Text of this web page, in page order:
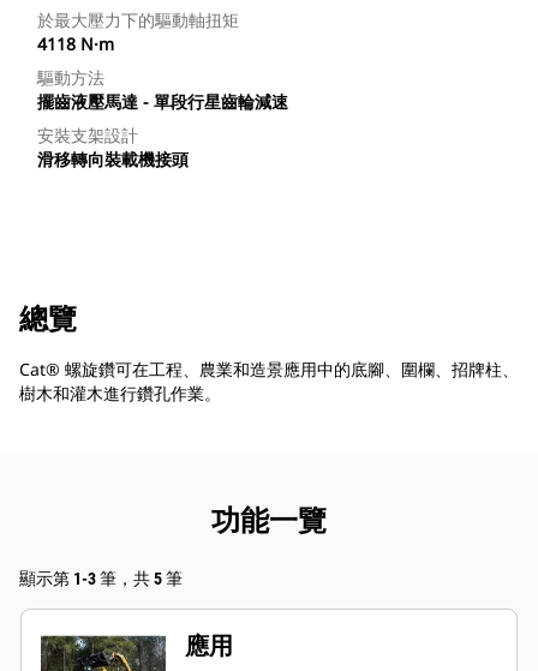
於最大壓力下的驅動軸扭矩
4118 N·m
驅動方法
擺齒液壓馬達 - 單段行星齒輪減速
安裝支架設計
滑移轉向裝載機接頭
總覽
Cat® 螺旋鑽可在工程、農業和造景應用中的底腳、圍欄、招牌柱、
樹木和灌木進行鑽孔作業。
功能一覽
顯示第 1-3 筆，共 5 筆
應用